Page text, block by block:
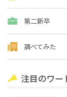
第二新卒
調べてみた
注目のワー